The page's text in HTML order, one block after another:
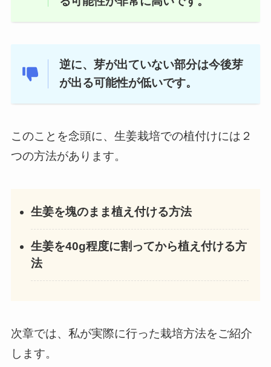
逆に、芽が出ていない部分は今後芽
が出る可能性が低いです。
このことを念頭に、生姜栽培での植付けには２
つの方法があります。
生姜を塊のまま植え付ける方法
生姜を40g程度に割ってから植え付ける方
法
次章では、私が実際に行った栽培方法をご紹介
します。